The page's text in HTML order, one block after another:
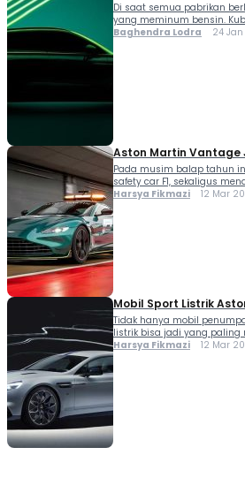
Di saat semua pabrikan
yang meminum bensin.
Baghendra Lodra 24 Jan
Aston Martin Vantage
Pada musim balap tahun
safety car F1, sekaligus
Harsya Fikmazi 12 Mar
Mobil Sport Listrik
Tidak hanya mobil
listrik bisa jadi yang paling
Harsya Fikmazi 12 Mar